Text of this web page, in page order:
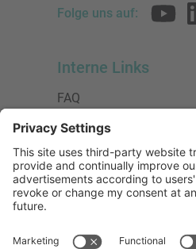
Folge uns auf:
Interne Links
FAQ
Datenschutzerklärung
Impressum
Presse
Urheberrecht